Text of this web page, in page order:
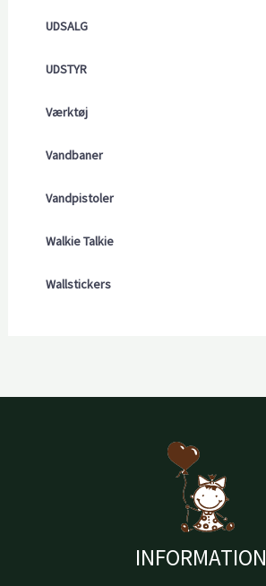
UDSALG
UDSTYR
Værktøj
Vandbaner
Vandpistoler
Walkie Talkie
Wallstickers
INFORMATION